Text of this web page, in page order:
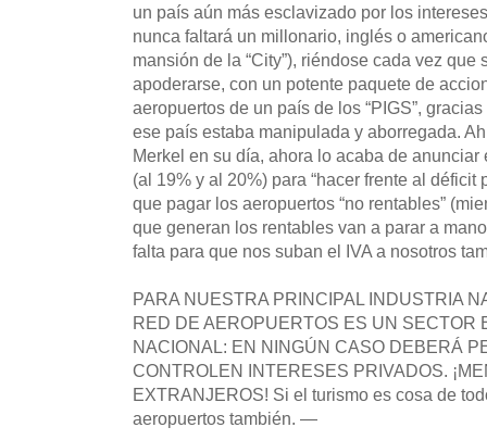
un país aún más esclavizado por los
nunca faltará un millonario, inglés o
mansión de la “City”), riéndose cada vez
apoderarse, con un potente paquete de
aeropuertos de un país de los “PIGS”,
ese país estaba manipulada y aborregada.
Merkel en su día, ahora lo acaba de
(al 19% y al 20%) para “hacer frente al déficit
que pagar los aeropuertos “no rentables”
que generan los rentables van a parar a
falta para que nos suban el IVA a nosotros
PARA NUESTRA PRINCIPAL INDUSTRIA
RED DE AEROPUERTOS ES UN SECTOR
NACIONAL: EN NINGÚN CASO DEBERÁ
CONTROLEN INTERESES PRIVADOS.
EXTRANJEROS! Si el turismo es cosa de
aeropuertos también. —